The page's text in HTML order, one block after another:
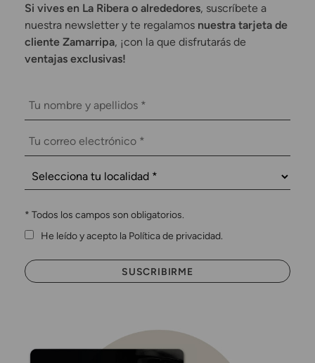
Si vives en La Ribera o alrededores, suscríbete a
nuestra newsletter y te regalamos nuestra tarjeta de
cliente Zamarripa, ¡con la que disfrutarás de
ventajas exclusivas!
* Todos los campos son obligatorios.
He leído y acepto la Política de privacidad.